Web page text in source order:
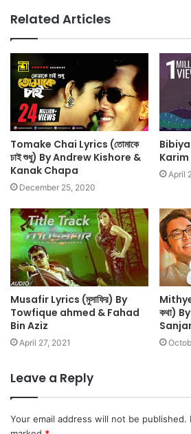
Related Articles
Tomake Chai Lyrics (তোমাকে
চাই শুধু) By Andrew Kishore &
Kanak Chapa
December 25, 2020
Bibiya
Karim
April
Musafir Lyrics (মুসাফির) By
Towfique ahmed & Fahad
Bin Aziz
April 27, 2021
কথা)
Leave a Reply
Your email address will not be published.